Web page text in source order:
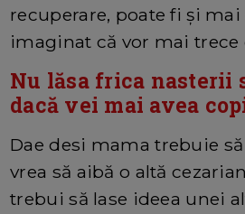
recuperare, poate fi și
imaginat că vor mai trece
Nu lăsa frica nasterii
dacă vei mai avea
Dae desi mama trebuie
vrea să aibă o altă
trebui să lase ideea unei